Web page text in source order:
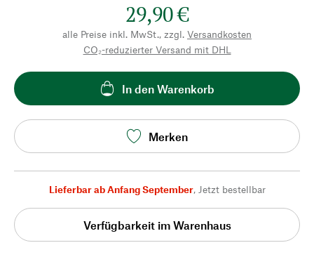
29,90 €
alle Preise inkl. MwSt., zzgl. Versandkosten
CO₂-reduzierter Versand mit DHL
In den Warenkorb
Merken
Lieferbar ab Anfang September, Jetzt bestellbar
Verfügbarkeit im Warenhaus